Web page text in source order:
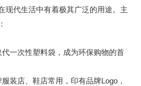
现代生活中有着极其广泛的用途。主
代一次性塑料袋，成为环保购物的首
服装店、鞋店常用，印有品牌Logo，